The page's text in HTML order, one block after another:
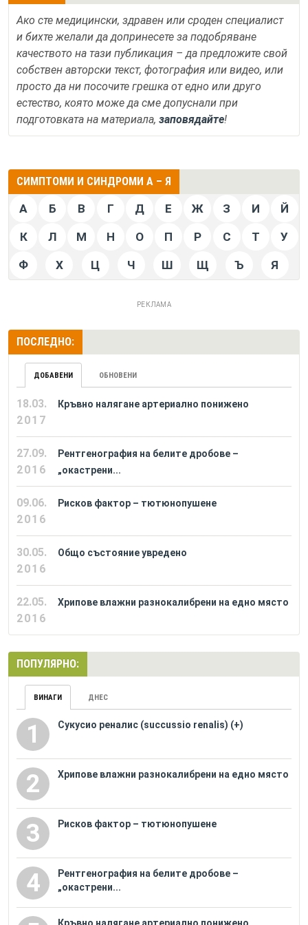
Ако сте медицински, здравен или сроден специалист
и бихте желали да допринесете за подобряване
качеството на тази публикация – да предложите свой
собствен авторски текст, фотография или видео, или
просто да ни посочите грешка от едно или друго
естество, която може да сме допуснали при
подготовката на материала, заповядайте!
СИМПТОМИ И СИНДРОМИ А – Я
А Б В Г Д Е Ж З И Й
К Л М Н О П Р С Т У
Ф Х Ц Ч Ш Щ Ъ Я
РЕКЛАМА
ПОСЛЕДНО:
ДОБАВЕНИ ОБНОВЕНИ
18.03.
2017
Кръвно налягане артериално понижено
27.09.
2016
Рентгенография на белите дробове –
„окастрени...
09.06.
2016
Рисков фактор – тютюнопушене
30.05.
2016
Общо състояние увредено
22.05.
2016
Хрипове влажни разнокалибрени на едно място
ПОПУЛЯРНО:
ВИНАГИ ДНЕС
1 Сукусио реналис (succussio renalis) (+)
2 Хрипове влажни разнокалибрени на едно място
3 Рисков фактор – тютюнопушене
4
Рентгенография на белите дробове –
„окастрени...